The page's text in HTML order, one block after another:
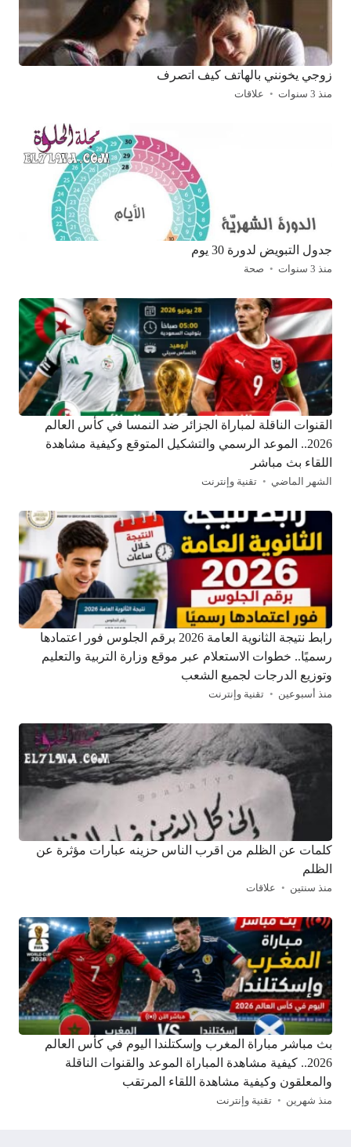
زوجي يخونني بالهاتف كيف اتصرف
منذ 3 سنوات علاقات
جدول التبويض لدورة 30 يوم
منذ 3 سنوات صحة
القنوات الناقلة لمباراة الجزائر ضد النمسا في كأس العالم
2026.. الموعد الرسمي والتشكيل المتوقع وكيفية مشاهدة
اللقاء بث مباشر
الشهر الماضي تقنية وإنترنت
رابط نتيجة الثانوية العامة 2026 برقم الجلوس فور اعتمادها
رسميًا.. خطوات الاستعلام عبر موقع وزارة التربية والتعليم
وتوزيع الدرجات لجميع الشعب
منذ أسبوعين تقنية وإنترنت
كلمات عن الظلم من اقرب الناس حزينه عبارات مؤثرة عن
الظلم
منذ سنتين علاقات
بث مباشر مباراة المغرب وإسكتلندا اليوم في كأس العالم
2026.. كيفية مشاهدة المباراة الموعد والقنوات الناقلة
والمعلقون وكيفية مشاهدة اللقاء المرتقب
منذ شهرين تقنية وإنترنت